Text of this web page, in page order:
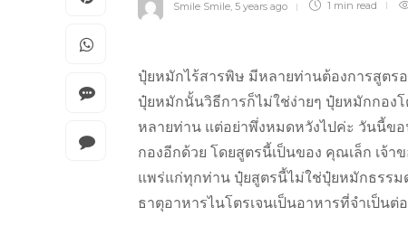
Smile Smile 5 years ago 1 min read
ปุ๋ยหมักไร้สารพิษ มีหลายท่านต้องการสูตร
ปุ๋ยหมักนั้นวิธีการก็ไม่ใช่ง่ายๆ ปุ๋ยหมักกอง
หลายท่าน แต่อย่าพึ่งหมดหวังไปค่ะ วันนี้ข
กองอีกด้วย โดยสูตรนี้เป็นของ คุณเล็ก เจ้
แพร่แก่ทุกท่าน ปุ๋ยสูตรนี้ไม่ใช่ปุ๋ยหมักธรรม
ธาตุอาหารไนโตรเจนเป็นอาหารที่จำเป็นต่